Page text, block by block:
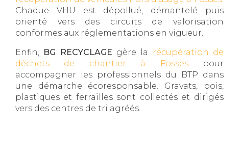
Chaque VHU est dépollué, démantelé puis
orienté vers des circuits de valorisation
conformes aux réglementations en vigueur.
Enfin, BG RECYCLAGE gère la
récupération de
déchets de chantier à Fossespour
accompagner les professionnels du BTP dans
une démarche écoresponsable. Gravats, bois,
plastiques et ferrailles sont collectés et dirigés
vers des centres de tri agréés.